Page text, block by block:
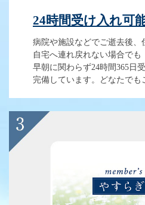
24時間受け入れ可
病院や施設などでご逝去後、
自宅へ連れ戻れない場合でも
早朝に関わらず24時間365日
完備しています。どなたでも